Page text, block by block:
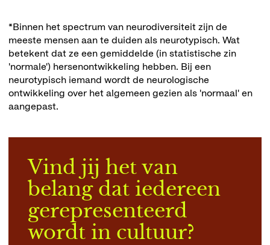
*Binnen het spectrum van neurodiversiteit zijn de
meeste mensen aan te duiden als neurotypisch. Wat
betekent dat ze een gemiddelde (in statistische zin
'normale') hersenontwikkeling hebben. Bij een
neurotypisch iemand wordt de neurologische
ontwikkeling over het algemeen gezien als 'normaal' en
aangepast.
Vind jij het van
belang dat iedereen
gerepresenteerd
wordt in cultuur?